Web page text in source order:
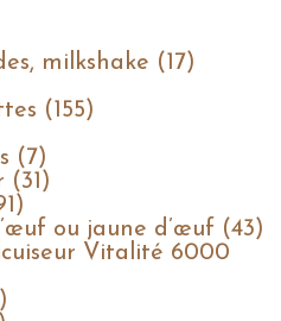
milkshake (17)
(155)
(7)
(31)
ou jaune d’œuf (43)
Vitalité 6000